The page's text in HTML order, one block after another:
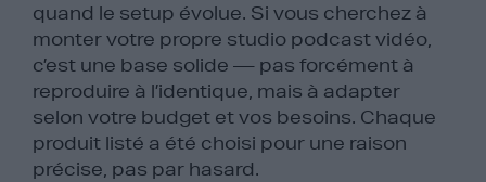
quand le setup évolue. Si vous cherchez à
monter votre propre studio podcast vidéo,
c’est une base solide — pas forcément à
reproduire à l’identique, mais à adapter
selon votre budget et vos besoins. Chaque
produit listé a été choisi pour une raison
précise, pas par hasard.